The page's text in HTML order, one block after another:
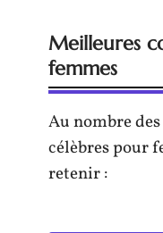
Meilleures
femmes
Au nombre
célèbres pour
retenir :